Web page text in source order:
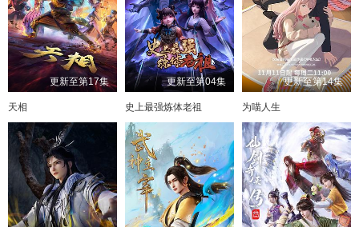
更新至第17集
天相
更新至第04集
史上最强炼体老祖
更新至第14集
为喵人生